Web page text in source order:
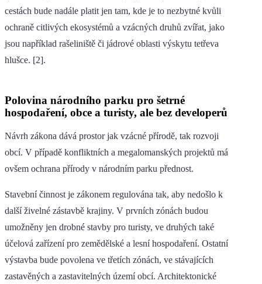
cestách bude nadále platit jen tam, kde je to nezbytné kvůli
ochraně citlivých ekosystémů a vzácných druhů zvířat, jako
jsou například rašeliniště či jádrové oblasti výskytu tetřeva
hlušce. [2].
Polovina národního parku pro šetrné
hospodaření, obce a turisty, ale bez developerů
Návrh zákona dává prostor jak vzácné přírodě, tak rozvoji
obcí. V případě konfliktních a megalomanských projektů má
ovšem ochrana přírody v národním parku přednost.
Stavební činnost je zákonem regulována tak, aby nedošlo k
další živelné zástavbě krajiny. V prvních zónách budou
umožněny jen drobné stavby pro turisty, ve druhých také
účelová zařízení pro zemědělské a lesní hospodaření. Ostatní
výstavba bude povolena ve třetích zónách, ve stávajících
zastavěných a zastavitelných území obcí. Architektonické